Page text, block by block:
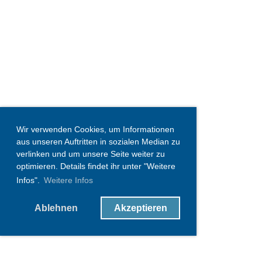
Wir verwenden Cookies, um Informationen
aus unseren Auftritten in sozialen Median zu
verlinken und um unsere Seite weiter zu
optimieren. Details findet ihr unter "Weitere
Infos". Weitere Infos
Ablehnen Akzeptieren